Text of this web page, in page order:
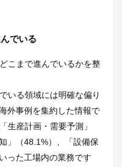
でいる
こまで進んでいるかを整
いる領域には明確な偏り
外事例を集約した情報で
生産計画・需要予測」
」（48.1%）、「設備保
った工場内の業務です